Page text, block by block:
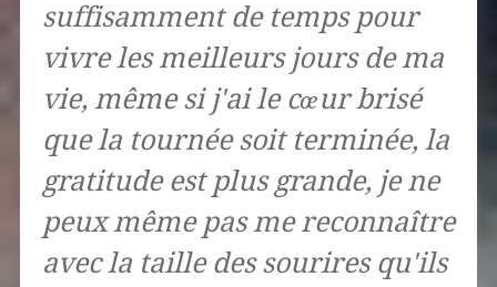
suffisamment de temps pour
vivre les meilleurs jours de ma
vie, même si j'ai le cœur brisé
que la tournée soit terminée, la
gratitude est plus grande, je ne
peux même pas me reconnaître
avec la taille des sourires qu'ils